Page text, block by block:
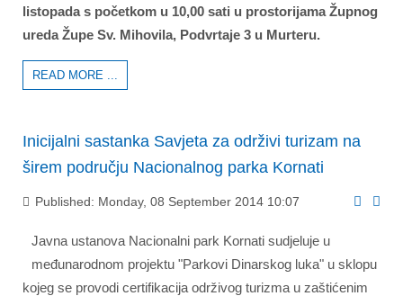
listopada s početkom u 10,00 sati u prostorijama Župnog
ureda Župe Sv. Mihovila, Podvrtaje 3 u Murteru.
READ MORE ...
Inicijalni sastanka Savjeta za održivi turizam na
širem području Nacionalnog parka Kornati
Published: Monday, 08 September 2014 10:07
Javna ustanova Nacionalni park Kornati sudjeluje u
međunarodnom projektu "Parkovi Dinarskog luka" u sklopu
kojeg se provodi certifikacija održivog turizma u zaštićenim